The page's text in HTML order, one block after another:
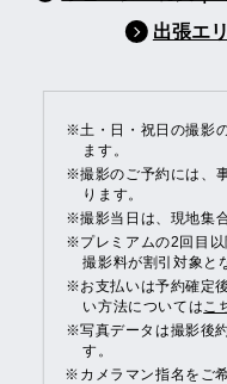
出張エ
※土・日・祝日の撮影
ます。
※撮影のご予約には、
ります。
※撮影当日は、現地集
※プレミアムの2回目
撮影料が割引対象と
※お支払いは予約確定
い方法についてはこ
※写真データは撮影後
す。
※カメラマン指名をご